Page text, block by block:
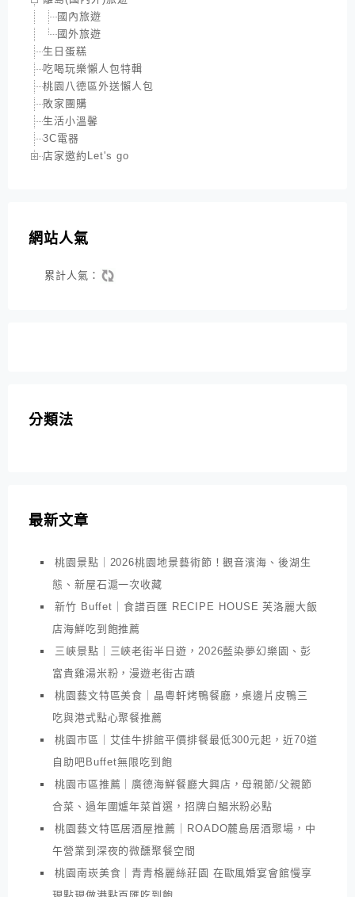
國內旅遊
國外旅遊
生日蛋糕
吃喝玩樂懶人包特輯
桃園八德區外送懶人包
敗家團購
生活小溫馨
3C電器
店家邀約Let's go
網站人氣
累計人氣：
分類法
最新文章
桃園景點｜2026桃園地景藝術節！觀音濱海、後湖生
態、新屋石滬一次收藏
新竹 Buffet｜食譜百匯 RECIPE HOUSE 芙洛麗大飯
店海鮮吃到飽推薦
三峽景點｜三峽老街半日遊，2026藍染夢幻樂園、彭
富貴雞湯米粉，漫遊老街古蹟
桃園藝文特區美食｜晶粵軒烤鴨餐廳，桌邊片皮鴨三
吃與港式點心聚餐推薦
桃園市區｜艾佳牛排館平價排餐最低300元起，近70道
自助吧Buffet無限吃到飽
桃園市區推薦｜廣德海鮮餐廳大興店，母親節/父親節
合菜、過年圍爐年菜首選，招牌白鯧米粉必點
桃園藝文特區居酒屋推薦｜ROADO麓島居酒聚場，中
午營業到深夜的微醺聚餐空間
桃園南崁美食｜青青格麗絲莊園 在歐風婚宴會館慢享